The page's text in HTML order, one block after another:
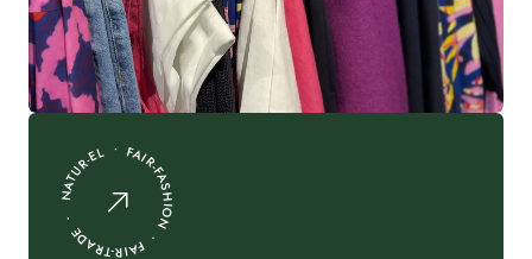
NATUR-EL • FAIR-FASHION • FAIR-TRADE •